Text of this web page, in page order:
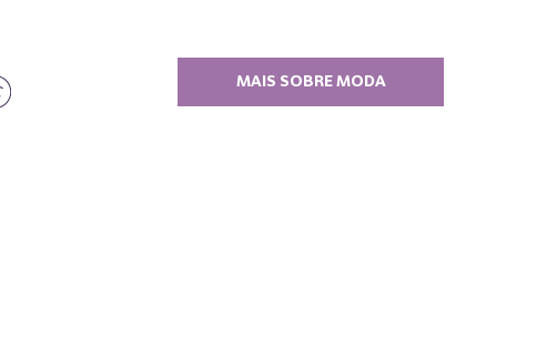
MAIS SOBRE MODA